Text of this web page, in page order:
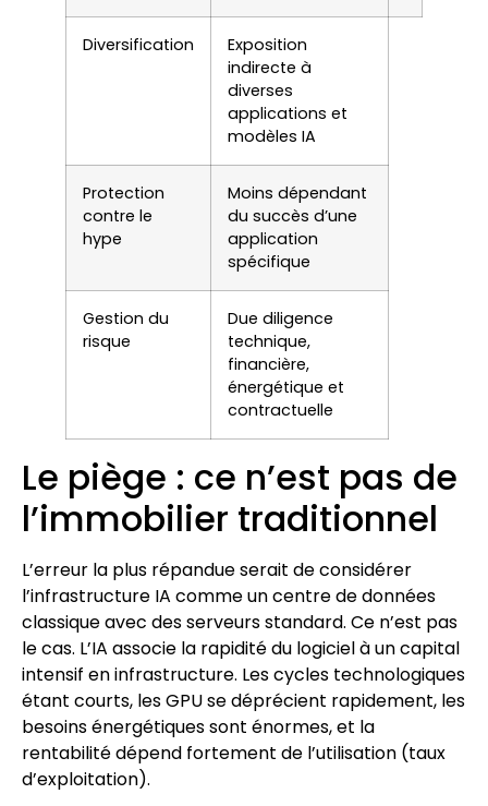
Diversification
Exposition
indirecte à
diverses
applications et
modèles IA
Protection
contre le
hype
Moins dépendant
du succès d’une
application
spécifique
Gestion du
risque
Due diligence
technique,
financière,
énergétique et
contractuelle
Le piège : ce n’est pas de
l’immobilier traditionnel
L’erreur la plus répandue serait de considérer
l’infrastructure IA comme un centre de données
classique avec des serveurs standard. Ce n’est pas
le cas. L’IA associe la rapidité du logiciel à un capital
intensif en infrastructure. Les cycles technologiques
étant courts, les GPU se déprécient rapidement, les
besoins énergétiques sont énormes, et la
rentabilité dépend fortement de l’utilisation (taux
d’exploitation).